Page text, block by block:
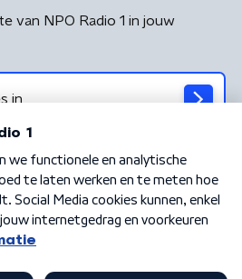
van NPO Radio 1 in jouw